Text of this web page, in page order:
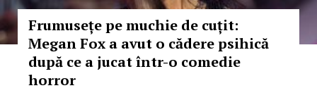
Frumusețe pe muchie de cuțit:
Megan Fox a avut o cădere psihică
după ce a jucat într-o comedie
horror